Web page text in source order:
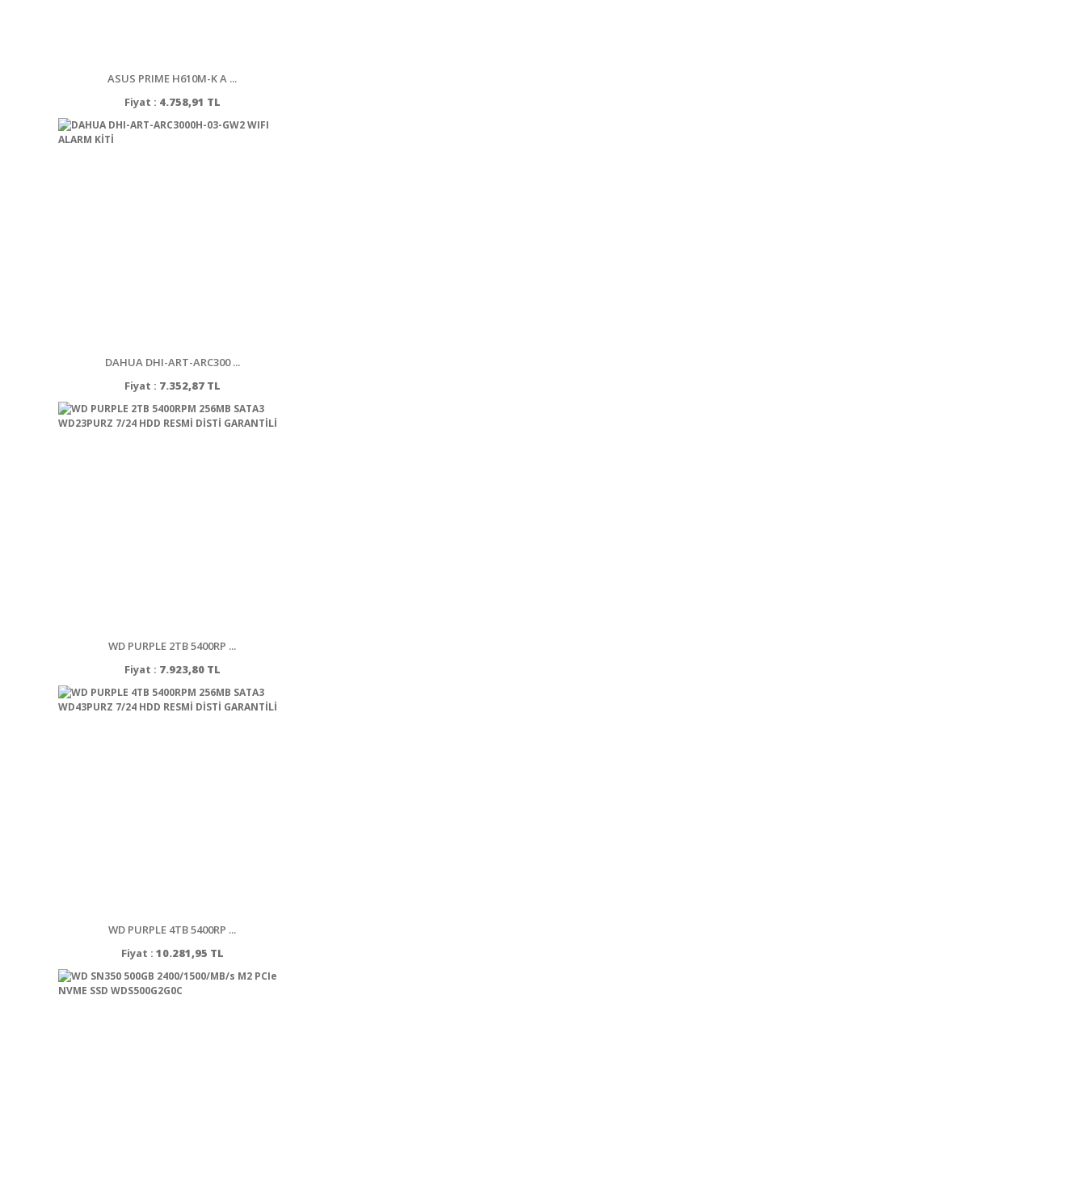
ASUS PRIME H610M-K A ...
Fiyat : 4.758,91 TL
DAHUA DHI-ART-ARC300 ...
Fiyat : 7.352,87 TL
WD PURPLE 2TB 5400RP ...
Fiyat : 7.923,80 TL
WD PURPLE 4TB 5400RP ...
Fiyat : 10.281,95 TL